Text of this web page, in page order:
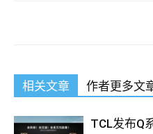
相关文章 作者更多文
TCL发布Q